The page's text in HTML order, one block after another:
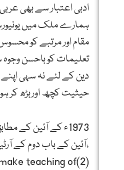
ادبی اعتبار سے بھی
ہمارے ملک میں
مقام اور مرتبے کو
تعلیمات کو باحسن
دین کے لئے نہ سہی اپنے
حیثیت کچھ اوربڑھ کر
1973ء کے آئین
،آئین کے باب دوم کے آرٹیکل نمبر 31شق 2
teaching of